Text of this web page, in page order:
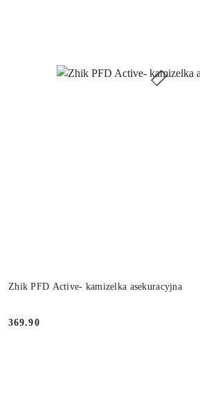
Zhik PFD Active- kamizelka asekuracyjna
Cena:
369.90